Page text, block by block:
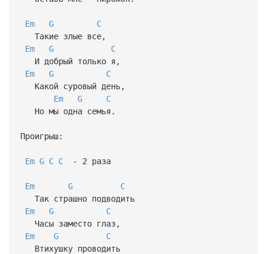
Em G
C
Такие злые все,
Em
G
C
И добрый только я,
Em
G
C
Какой суровый день,
Em
G
C
Но мы одна семья.
Проигрыш:
Em G C C- 2 раза
Em G
C
Так страшно подводить
Em
G
C
Часы заместо глаз,
Em
G
C
Втихушку проводить